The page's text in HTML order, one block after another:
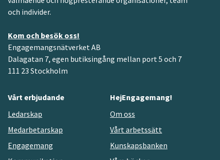
och individer.
Kom och besök oss!
Engagemangsnätverket AB
Dalagatan 7, egen butiksingång mellan port 5 och 7
111 23 Stockholm
Vårt erbjudande
Ledarskap
Medarbetarskap
Engagemang
HejEngagemang!
Om oss
Vårt arbetssätt
Kunskapsbanken